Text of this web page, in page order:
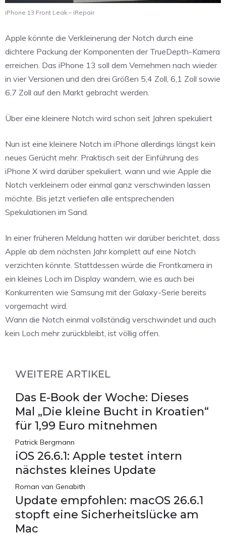
iPhone 13 Front Leak – iRepair
Apple könnte die Verkleinerung der Notch durch eine
dichtere Packung der Komponenten der TrueDepth-Kamera
erreichen. Das iPhone 13 soll dem Vernehmen nach wieder
in vier Versionen und den drei Größen 5,4 Zoll, 6,1 Zoll sowie
6,7 Zoll auf den Markt gebracht werden.
Über eine kleinere Notch wird schon seit Jahren spekuliert
Nun ist eine kleinere Notch im iPhone allerdings längst kein
neues Gerücht mehr. Praktisch seit der Einführung des
iPhone X wird darüber spekuliert, wann und wie Apple die
Notch verkleinern oder einmal ganz verschwinden lassen
möchte. Bis jetzt verliefen alle entsprechenden
Spekulationen im Sand.
In einer früheren Meldung hatten wir darüber berichtet, dass
Apple ab dem nächsten Jahr komplett auf eine Notch
verzichten könnte. Stattdessen würde die Frontkamera in
ein kleines Loch im Display wandern, wie es auch bei
Konkurrenten wie Samsung mit der Galaxy-Serie bereits
vorgemacht wird.
Wann die Notch einmal vollständig verschwindet und auch
kein Loch mehr zurückbleibt, ist völlig offen.
WEITERE ARTIKEL
Das E-Book der Woche: Dieses
Mal „Die kleine Bucht in Kroatien“
für 1,99 Euro mitnehmen
Patrick Bergmann
iOS 26.6.1: Apple testet intern
nächstes kleines Update
Roman van Genabith
Update empfohlen: macOS 26.6.1
stopft eine Sicherheitslücke am
Mac